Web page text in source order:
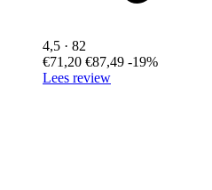
4,5 · 82
€71,20 €87,49 -19%
Lees review